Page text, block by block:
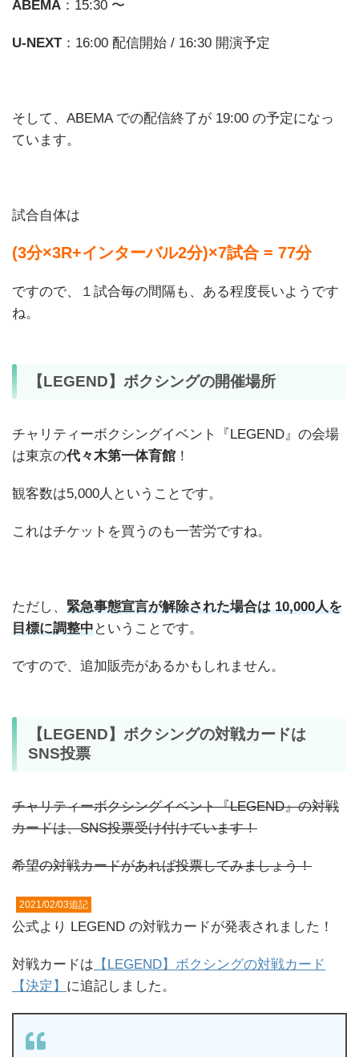
ABEMA ：15:30 〜
U-NEXT：16:00 配信開始 / 16:30 開演予定
そして、ABEMA での配信終了が 19:00 の予定になっ
ています。
試合自体は
(3分×3R+インターバル2分)×7試合 = 77分
ですので、１試合毎の間隔も、ある程度長いようです
ね。
【LEGEND】ボクシングの開催場所
チャリティーボクシングイベント『LEGEND』の会場
は東京の代々木第一体育館 ！
観客数は5,000人ということです。
これはチケットを買うのも一苦労ですね。
ただし、 緊急事態宣言が解除された場合は 10,000人を
目標に調整中ということです。
ですので、追加販売があるかもしれません。
【LEGEND】ボクシングの対戦カードは
SNS投票
チャリティーボクシングイベント『LEGEND』の対戦
カードは、SNS投票受け付けています！
希望の対戦カードがあれば投票してみましょう！
2021/02/03追記
公式より LEGEND の対戦カードが発表されました！
対戦カードは 【LEGEND】ボクシングの対戦カード
【決定】 に追記しました。